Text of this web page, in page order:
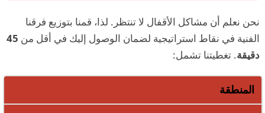
نحن نعلم أن مشاكل الأقفال لا تنتظر. لذا، قمنا بتوزيع فرقنا
الفنية في نقاط استراتيجية لضمان الوصول إليك في أقل من 45
دقيقة. تغطيتنا تشمل:
المنطقة